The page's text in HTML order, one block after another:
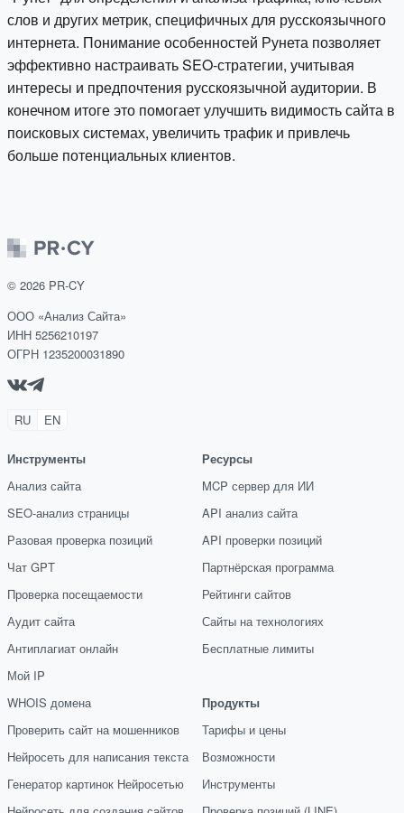
слов и других метрик, специфичных для русскоязычного
интернета. Понимание особенностей Рунета позволяет
эффективно настраивать SEO-стратегии, учитывая
интересы и предпочтения русскоязычной аудитории. В
конечном итоге это помогает улучшить видимость сайта в
поисковых системах, увеличить трафик и привлечь
больше потенциальных клиентов.
© 2026 PR-CY
ООО «Анализ Сайта»
ИНН 5256210197
ОГРН 1235200031890
RU EN
Инструменты
Анализ сайта
SEO-анализ страницы
Разовая проверка позиций
Чат GPT
Проверка посещаемости
Аудит сайта
Антиплагиат онлайн
Мой IP
WHOIS домена
Проверить сайт на мошенников
Нейросеть для написания текста
Генератор картинок Нейросетью
Ресурсы
MCP сервер для ИИ
API анализ сайта
API проверки позиций
Партнёрская программа
Рейтинги сайтов
Сайты на технологиях
Бесплатные лимиты
Продукты
Тарифы и цены
Возможности
Инструменты